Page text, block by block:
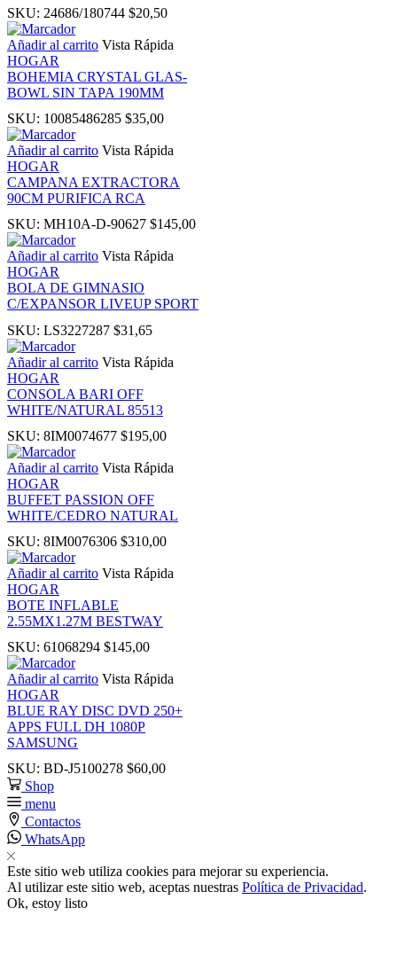
Panel
Panel
Panel
panel
panel
panel
panel
Panel
panel
panel
SKU: 24686/180744 $20,50
Añadir al carrito Vista Rápida
HOGAR
BOHEMIA CRYSTAL GLAS-
BOWL SIN TAPA 190MM
SKU: 10085486285 $35,00
Añadir al carrito Vista Rápida
HOGAR
CAMPANA EXTRACTORA
90CM PURIFICA RCA
SKU: MH10A-D-90627 $145,00
Añadir al carrito Vista Rápida
HOGAR
BOLA DE GIMNASIO
C/EXPANSOR LIVEUP SPORT
SKU: LS3227287 $31,65
Añadir al carrito Vista Rápida
HOGAR
CONSOLA BARI OFF
WHITE/NATURAL 85513
SKU: 8IM0074677 $195,00
Añadir al carrito Vista Rápida
HOGAR
BUFFET PASSION OFF
WHITE/CEDRO NATURAL
SKU: 8IM0076306 $310,00
Añadir al carrito Vista Rápida
HOGAR
BOTE INFLABLE
2.55MX1.27M BESTWAY
SKU: 61068294 $145,00
Añadir al carrito Vista Rápida
HOGAR
BLUE RAY DISC DVD 250+
APPS FULL DH 1080P
SAMSUNG
SKU: BD-J5100278 $60,00
Shop
menu
Contactos
WhatsApp
Este sitio web utiliza cookies para mejorar su experiencia.
Al utilizar este sitio web, aceptas nuestras Política de Privacidad.
Ok, estoy listo